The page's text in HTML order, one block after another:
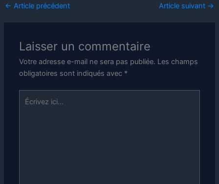
← Article précédent Article suivant →
Laisser un commentaire
Votre adresse e-mail ne sera pas publiée. Les champs
obligatoires sont indiqués avec *
Écrivez
ici…